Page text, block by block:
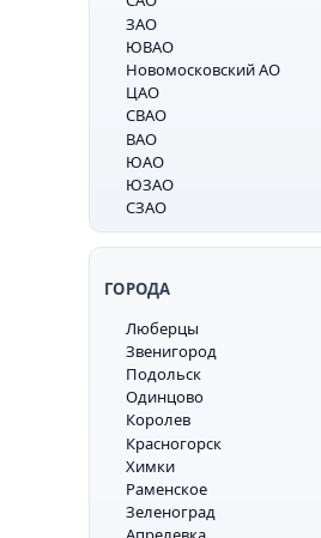
ЗАО
ЮВАО
Новомосковский АО
ЦАО
СВАО
ВАО
ЮАО
ЮЗАО
СЗАО
ГОРОДА
Люберцы
Звенигород
Подольск
Одинцово
Королев
Красногорск
Химки
Раменское
Зеленоград